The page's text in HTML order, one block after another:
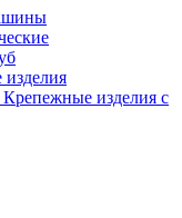
Крепежные изделия с